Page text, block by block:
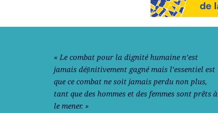
Notre philosophie
« Le combat pour la dignité humaine n’est
jamais déﬁnitivement gagné mais l’essentiel est
que ce combat ne soit jamais perdu non plus,
tant que des hommes et des femmes sont prêts à
le mener. »